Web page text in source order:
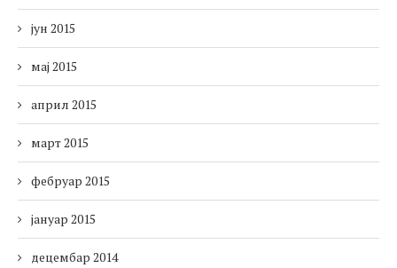
јун 2015
мај 2015
април 2015
март 2015
фебруар 2015
јануар 2015
децембар 2014